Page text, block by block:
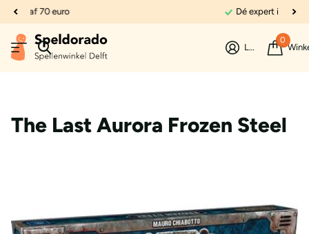
Login
0
The Last Aurora Frozen Steel